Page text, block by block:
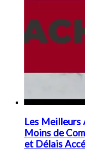
Les Meilleurs
Moins de
et Délais